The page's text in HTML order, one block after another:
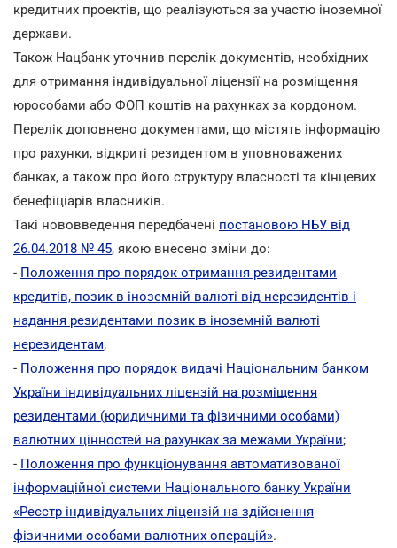
кредитних проектів, що реалізуються за участю іноземної
держави.
Також Нацбанк уточнив перелік документів, необхідних
для отримання індивідуальної ліцензії на розміщення
юрособами або ФОП коштів на рахунках за кордоном.
Перелік доповнено документами, що містять інформацію
про рахунки, відкриті резидентом в уповноважених
банках, а також про його структуру власності та кінцевих
бенефіціарів власників.
Такі нововведення передбачені постановою НБУ від
26.04.2018 № 45, якою внесено зміни до:
- Положення про порядок отримання резидентами
кредитів, позик в іноземній валюті від нерезидентів і
надання резидентами позик в іноземній валюті
нерезидентам;
- Положення про порядок видачі Національним банком
України індивідуальних ліцензій на розміщення
резидентами (юридичними та фізичними особами)
валютних цінностей на рахунках за межами України;
- Положення про функціонування автоматизованої
інформаційної системи Національного банку України
«Реєстр індивідуальних ліцензій на здійснення
фізичними особами валютних операцій».